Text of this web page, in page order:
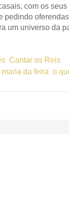
com os seus
pedindo
um universo da
Cantar os Reis
da feira o